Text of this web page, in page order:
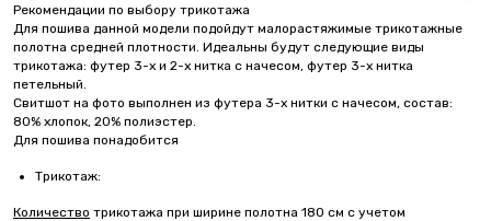
Рекомендации по выбору трикотажа
Для пошива данной модели подойдут малорастяжимые трикотажные
полотна средней плотности. Идеальны будут следующие виды
трикотажа: футер 3-х и 2-х нитка с начесом, футер 3-х нитка
петельный.
Свитшот на фото выполнен из футера 3-х нитки с начесом, состав:
80% хлопок, 20% полиэстер.
Для пошива понадобится
Трикотаж:
Количество трикотажа при ширине полотна 180 см с учетом